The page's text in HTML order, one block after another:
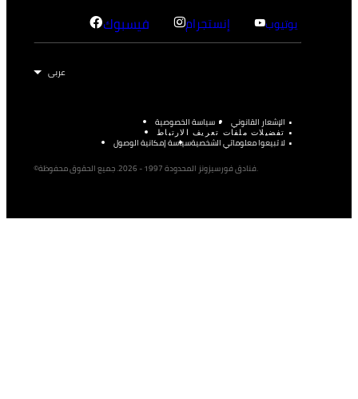
فيسبوك إنستجرام يوتيوب
الإشعار القانوني سياسة الخصوصية
تفضيلات ملفات تعريف الارتباط
لا تبيعوا معلوماتي الشخصيةسياسة إمكانية الوصول
©فنادق فورسيزونز المحدودة 1997 - 2026. جميع الحقوق محفوظة.